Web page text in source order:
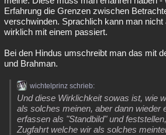
Erfahrung die Grenzen zwischen
verschwinden. Sprachlich kann man
wirklich mit einem passiert.
Bei den Hindus umschreibt man das mit
und Brahman.
wichtelprinz schrieb:
Und diese Wirklichkeit sowas ist, wie
als solches meinen, aber dann wieder
erfassen als "Standbild" und
Zugfahrt welche wir als solches